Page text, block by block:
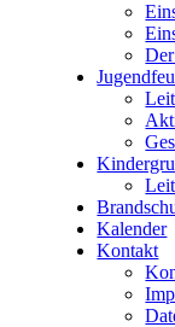
Kalender
Kontakt